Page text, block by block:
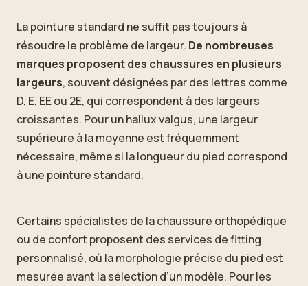
La pointure standard ne suffit pas toujours à
résoudre le problème de largeur. De nombreuses
marques proposent des chaussures en plusieurs
largeurs, souvent désignées par des lettres comme
D, E, EE ou 2E, qui correspondent à des largeurs
croissantes. Pour un hallux valgus, une largeur
supérieure à la moyenne est fréquemment
nécessaire, même si la longueur du pied correspond
à une pointure standard.
Certains spécialistes de la chaussure orthopédique
ou de confort proposent des services de fitting
personnalisé, où la morphologie précise du pied est
mesurée avant la sélection d’un modèle. Pour les